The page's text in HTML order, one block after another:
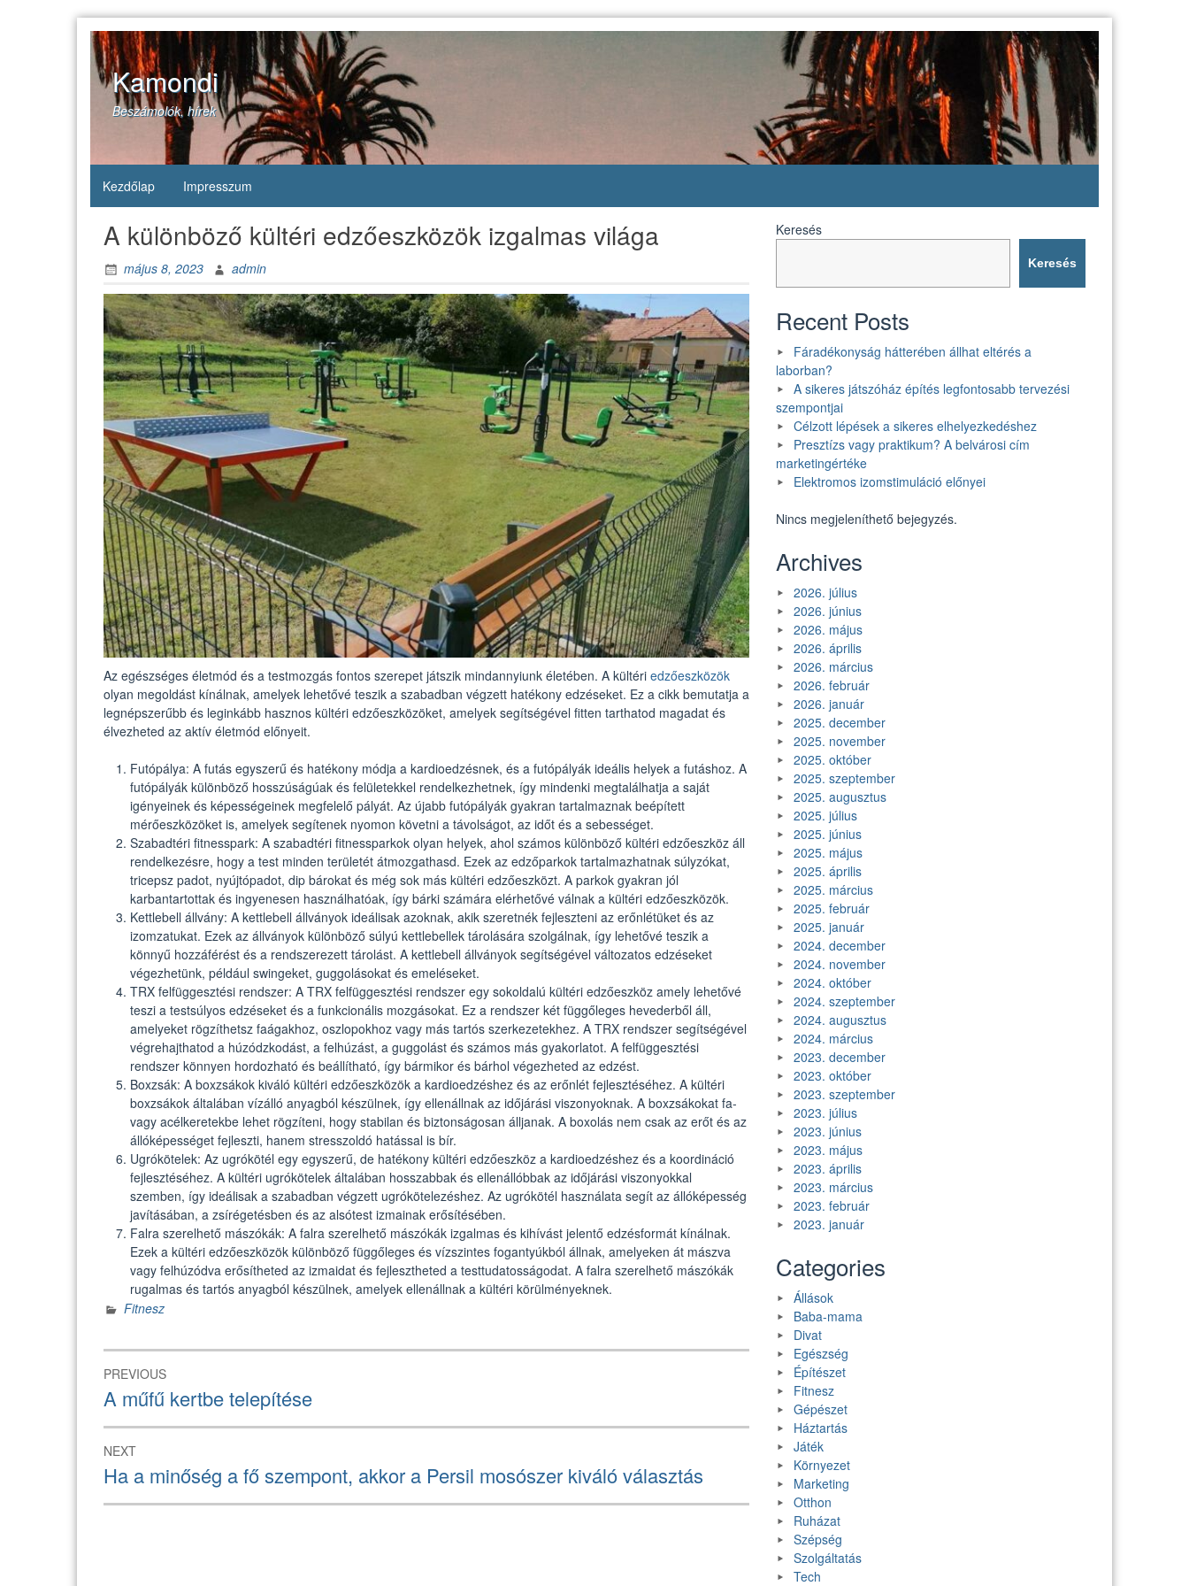
Kamondi
Beszámolók, hírek
Kezdőlap Impresszum
A különböző kültéri edzőeszközök izgalmas világa
május 8, 2023 admin
Az egészséges életmód és a testmozgás fontos szerepet játszik mindannyiunk életében. A kültéri edzőeszközök
olyan megoldást kínálnak, amelyek lehetővé teszik a szabadban végzett hatékony edzéseket. Ez a cikk bemutatja a
legnépszerűbb és leginkább hasznos kültéri edzőeszközöket, amelyek segítségével fitten tarthatod magadat és
élvezheted az aktív életmód előnyeit.
Futópálya: A futás egyszerű és hatékony módja a kardioedzésnek, és a futópályák ideális helyek a futáshoz. A
futópályák különböző hosszúságúak és felületekkel rendelkezhetnek, így mindenki megtalálhatja a saját
igényeinek és képességeinek megfelelő pályát. Az újabb futópályák gyakran tartalmaznak beépített
mérőeszközöket is, amelyek segítenek nyomon követni a távolságot, az időt és a sebességet.
Szabadtéri fitnesspark: A szabadtéri fitnessparkok olyan helyek, ahol számos különböző kültéri edzőeszköz áll
rendelkezésre, hogy a test minden területét átmozgathasd. Ezek az edzőparkok tartalmazhatnak súlyzókat,
tricepsz padot, nyújtópadot, dip bárokat és még sok más kültéri edzőeszközt. A parkok gyakran jól
karbantartottak és ingyenesen használhatóak, így bárki számára elérhetővé válnak a kültéri edzőeszközök.
Kettlebell állvány: A kettlebell állványok ideálisak azoknak, akik szeretnék fejleszteni az erőnlétüket és az
izomzatukat. Ezek az állványok különböző súlyú kettlebellek tárolására szolgálnak, így lehetővé teszik a
könnyű hozzáférést és a rendszerezett tárolást. A kettlebell állványok segítségével változatos edzéseket
végezhetünk, például swingeket, guggolásokat és emeléseket.
TRX felfüggesztési rendszer: A TRX felfüggesztési rendszer egy sokoldalú kültéri edzőeszköz amely lehetővé
teszi a testsúlyos edzéseket és a funkcionális mozgásokat. Ez a rendszer két függőleges hevederből áll,
amelyeket rögzíthetsz faágakhoz, oszlopokhoz vagy más tartós szerkezetekhez. A TRX rendszer segítségével
végrehajthatod a húzódzkodást, a felhúzást, a guggolást és számos más gyakorlatot. A felfüggesztési
rendszer könnyen hordozható és beállítható, így bármikor és bárhol végezheted az edzést.
Boxzsák: A boxzsákok kiváló kültéri edzőeszközök a kardioedzéshez és az erőnlét fejlesztéséhez. A kültéri
boxzsákok általában vízálló anyagból készülnek, így ellenállnak az időjárási viszonyoknak. A boxzsákokat fa-
vagy acélkeretekbe lehet rögzíteni, hogy stabilan és biztonságosan álljanak. A boxolás nem csak az erőt és az
állóképességet fejleszti, hanem stresszoldó hatással is bír.
Ugrókötelek: Az ugrókötél egy egyszerű, de hatékony kültéri edzőeszköz a kardioedzéshez és a koordináció
fejlesztéséhez. A kültéri ugrókötelek általában hosszabbak és ellenállóbbak az időjárási viszonyokkal
szemben, így ideálisak a szabadban végzett ugrókötelezéshez. Az ugrókötél használata segít az állóképesség
javításában, a zsírégetésben és az alsótest izmainak erősítésében.
Falra szerelhető mászókák: A falra szerelhető mászókák izgalmas és kihívást jelentő edzésformát kínálnak.
Ezek a kültéri edzőeszközök különböző függőleges és vízszintes fogantyúkból állnak, amelyeken át mászva
vagy felhúzódva erősítheted az izmaidat és fejlesztheted a testtudatosságodat. A falra szerelhető mászókák
rugalmas és tartós anyagból készülnek, amelyek ellenállnak a kültéri körülményeknek.
Fitnesz
Bejegyzés
navigáció
PREVIOUS
Previous
post:
A műfű kertbe telepítése
NEXT
Next
post:
Ha a minőség a fő szempont, akkor a Persil mosószer kiváló választás
Keresés
Keresés
Recent Posts
Fáradékonyság hátterében állhat eltérés a
laborban?
A sikeres játszóház építés legfontosabb tervezési
szempontjai
Célzott lépések a sikeres elhelyezkedéshez
Presztízs vagy praktikum? A belvárosi cím
marketingértéke
Elektromos izomstimuláció előnyei
Nincs megjeleníthető bejegyzés.
Archives
2026. július
2026. június
2026. május
2026. április
2026. március
2026. február
2026. január
2025. december
2025. november
2025. október
2025. szeptember
2025. augusztus
2025. július
2025. június
2025. május
2025. április
2025. március
2025. február
2025. január
2024. december
2024. november
2024. október
2024. szeptember
2024. augusztus
2024. március
2023. december
2023. október
2023. szeptember
2023. július
2023. június
2023. május
2023. április
2023. március
2023. február
2023. január
Categories
Állások
Baba-mama
Divat
Egészség
Építészet
Fitnesz
Gépészet
Háztartás
Játék
Környezet
Marketing
Otthon
Ruházat
Szépség
Szolgáltatás
Tech